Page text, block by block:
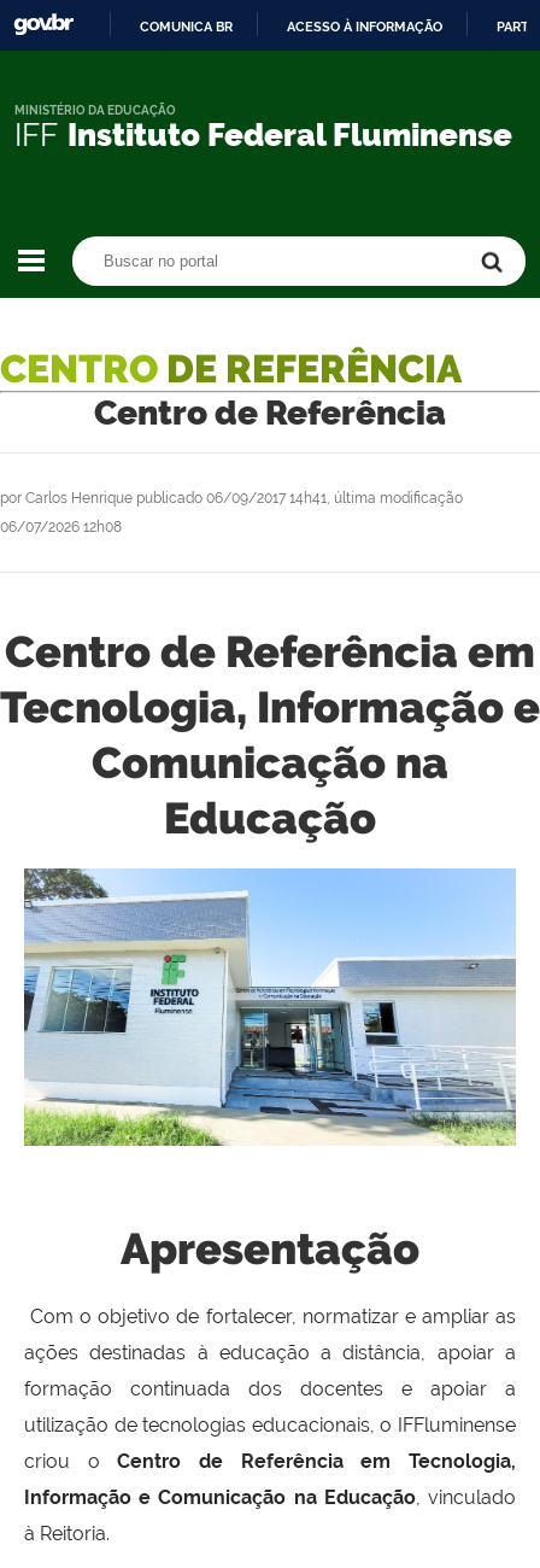
CONTEÚDO
COMUNICA BR ACESSO À INFORMAÇÃO
IFF Instituto Federal Fluminense
MINISTÉRIO DA EDUCAÇÃO
CENTRO DE REFERÊNCIA
Centro de Referência
por Carlos Henrique publicado 06/09/2017 14h41, última modificação
06/07/2026 12h08
Centro de Referência em
Tecnologia, Informação e
Comunicação na
Educação
Apresentação
Com o objetivo de fortalecer, normatizar e ampliar as
ações destinadas à educação a distância, apoiar a
formação continuada dos docentes e apoiar a
utilização de tecnologias educacionais, o IFFluminense
criou oCentro de Referência em Tecnologia,
Informação e Comunicação na Educação, vinculado
à Reitoria.